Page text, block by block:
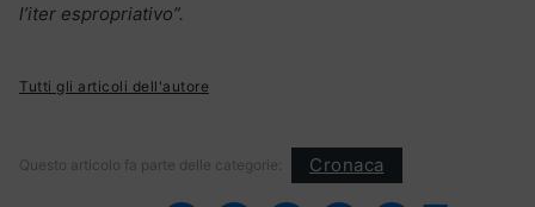
l’iter espropriativo”.
Tutti gli articoli dell'autore
Questo articolo fa parte delle categorie: Cronaca